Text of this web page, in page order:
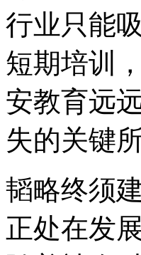
行业只能
短期培训
安教育远
失的关键所
韬略终须
正处在发